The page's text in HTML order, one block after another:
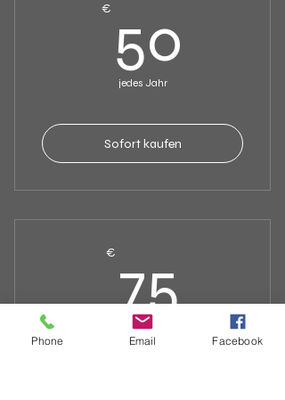
€ 50
jedes Jahr
Sofort kaufen
€75
jedes Jahr
Phone Email Facebook